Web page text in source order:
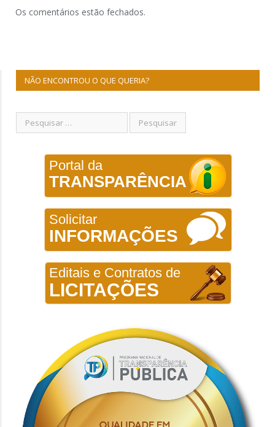
Os comentários estão fechados.
NÃO ENCONTROU O QUE QUERIA?
Portal da
TRANSPARÊNCIA
Solicitar
INFORMAÇÕES
Editais e Contratos de
LICITAÇÕES